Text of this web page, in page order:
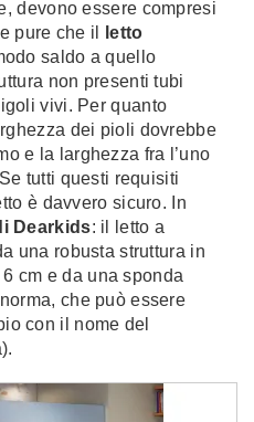
devono essere compresi
pure che il
letto
saldo a quello
non presenti tubi
vivi. Per quanto
dei pioli dovrebbe
e la larghezza fra l’uno
tutti questi requisiti
è davvero sicuro. In
Dearkids: il letto a
una robusta struttura in
cm e da una sponda
che può essere
con il nome del